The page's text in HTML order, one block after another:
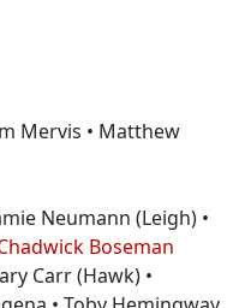
Mervis • Matthew
Neumann (Leigh) •
Boseman
Carr (Hawk) •